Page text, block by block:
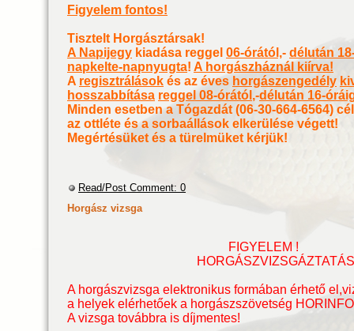
Figyelem fontos!
Tisztelt Horgásztársak!
A Napijegy kiadása reggel 06-órától,- délután
napkelte-napnyugta! A horgászháznál kiírva!
A regisztrálások és az éves horgászengedély
hosszabbítása reggel 08-órától ,-délután 16-
Minden esetben a Tógazdát (06-30-664-6564)
az ottléte és a sorbaállások elkerülése végett!
Megértésüket és a türelmüket kérjük!
Read/Post Comment: 0
Horgász vizsga
FIGYELEM !
A horgászvizsga elektronikus formában érhető el,
a helyek elérhetőek a horgászszövetség
A vizsga továbbra is díjmentes!